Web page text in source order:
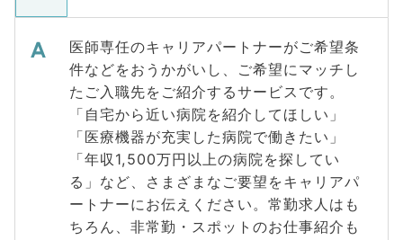
医師専任のキャリアパートナーがご希望条
件などをおうかがいし、ご希望にマッチし
たご入職先をご紹介するサービスです。
「自宅から近い病院を紹介してほしい」
「医療機器が充実した病院で働きたい」
「年収1,500万円以上の病院を探してい
る」など、さまざまなご要望をキャリアパ
ートナーにお伝えください。常勤求人はも
ちろん、非常勤・スポットのお仕事紹介も